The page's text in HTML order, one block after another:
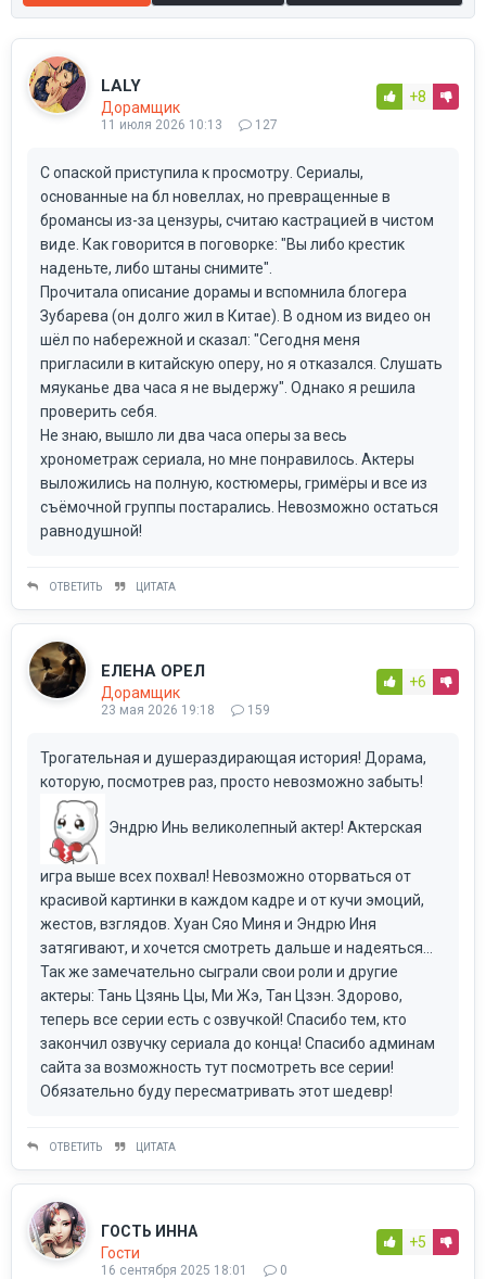
LALY
Дорамщик
11 июля 2026 10:13 127
+8
С опаской приступила к просмотру. Сериалы,
основанные на бл новеллах, но превращенные в
бромансы из-за цензуры, считаю кастрацией в чистом
виде. Как говорится в поговорке: "Вы либо крестик
наденьте, либо штаны снимите".
Прочитала описание дорамы и вспомнила блогера
Зубарева (он долго жил в Китае). В одном из видео он
шёл по набережной и сказал: "Сегодня меня
пригласили в китайскую оперу, но я отказался. Слушать
мяуканье два часа я не выдержу". Однако я решила
проверить себя.
Не знаю, вышло ли два часа оперы за весь
хронометраж сериала, но мне понравилось. Актеры
выложились на полную, костюмеры, гримёры и все из
съёмочной группы постарались. Невозможно остаться
равнодушной!
ОТВЕТИТЬ ЦИТАТА
ЕЛЕНА ОРЕЛ
Дорамщик
23 мая 2026 19:18 159
+6
Трогательная и душераздирающая история! Дорама,
которую, посмотрев раз, просто невозможно забыть!
Эндрю Инь великолепный актер! Актерская
игра выше всех похвал! Невозможно оторваться от
красивой картинки в каждом кадре и от кучи эмоций,
жестов, взглядов. Хуан Сяо Миня и Эндрю Иня
затягивают, и хочется смотреть дальше и надеяться...
Так же замечательно сыграли свои роли и другие
актеры: Тань Цзянь Цы, Ми Жэ, Тан Цзэн. Здорово,
теперь все серии есть с озвучкой! Спасибо тем, кто
закончил озвучку сериала до конца! Спасибо админам
сайта за возможность тут посмотреть все серии!
Обязательно буду пересматривать этот шедевр!
ОТВЕТИТЬ ЦИТАТА
ГОСТЬ ИННА
Гости
16 сентября 2025 18:01 0
+5